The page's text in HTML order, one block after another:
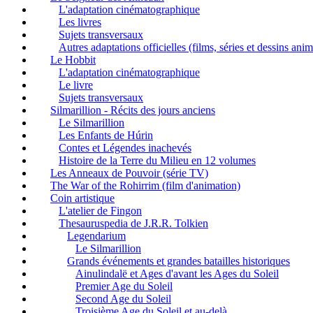
L'adaptation cinématographique
Les livres
Sujets transversaux
Autres adaptations officielles (films, séries et dessins
Le Hobbit
L'adaptation cinématographique
Le livre
Sujets transversaux
Silmarillion - Récits des jours anciens
Le Silmarillion
Les Enfants de Húrin
Contes et Légendes inachevés
Histoire de la Terre du Milieu en 12 volumes
Les Anneaux de Pouvoir (série TV)
The War of the Rohirrim (film d'animation)
Coin artistique
L'atelier de Fingon
Thesauruspedia de J.R.R. Tolkien
Legendarium
Le Silmarillion
Grands événements et grandes batailles historiques
Ainulindalë et Ages d'avant les Ages du Soleil
Premier Age du Soleil
Second Age du Soleil